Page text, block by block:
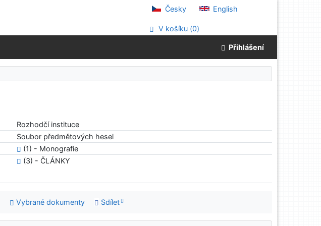
Česky English
V košíku (0)
Přihlášení
Rozhodčí instituce
Soubor předmětových hesel
(1) - Monografie
(3) - ČLÁNKY
Vybrané dokumenty Sdílet